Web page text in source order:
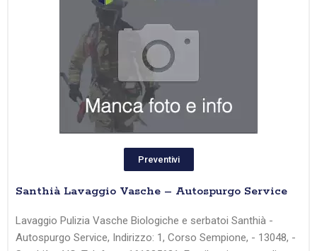
Preventivi
Santhià Lavaggio Vasche – Autospurgo Service
Lavaggio Pulizia Vasche Biologiche e serbatoi Santhià -
Autospurgo Service, Indirizzo: 1, Corso Sempione, - 13048, -